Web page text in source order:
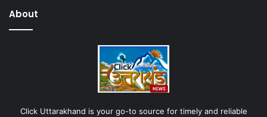
About
Click Uttarakhand is your go-to source for timely and reliable